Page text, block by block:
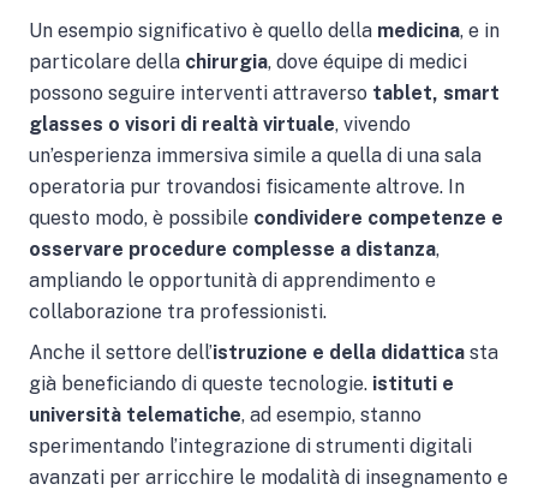
Un esempio significativo è quello della medicina, e in
particolare della chirurgia, dove équipe di medici
possono seguire interventi attraverso tablet, smart
glasses o visori di realtà virtuale, vivendo
un’esperienza immersiva simile a quella di una sala
operatoria pur trovandosi fisicamente altrove. In
questo modo, è possibile condividere competenze e
osservare procedure complesse a distanza,
ampliando le opportunità di apprendimento e
collaborazione tra professionisti.
Anche il settore dell’istruzione e della didattica sta
già beneficiando di queste tecnologie. istituti e
università telematiche, ad esempio, stanno
sperimentando l’integrazione di strumenti digitali
avanzati per arricchire le modalità di insegnamento e